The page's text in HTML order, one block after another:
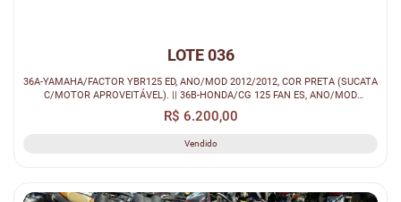
LOTE 036
36A-YAMAHA/FACTOR YBR125 ED, ANO/MOD 2012/2012, COR PRETA (SUCATA
C/MOTOR APROVEITÁVEL). || 36B-HONDA/CG 125 FAN ES, ANO/MOD
2010/2011, COR ...
R$ 6.200,00
Vendido